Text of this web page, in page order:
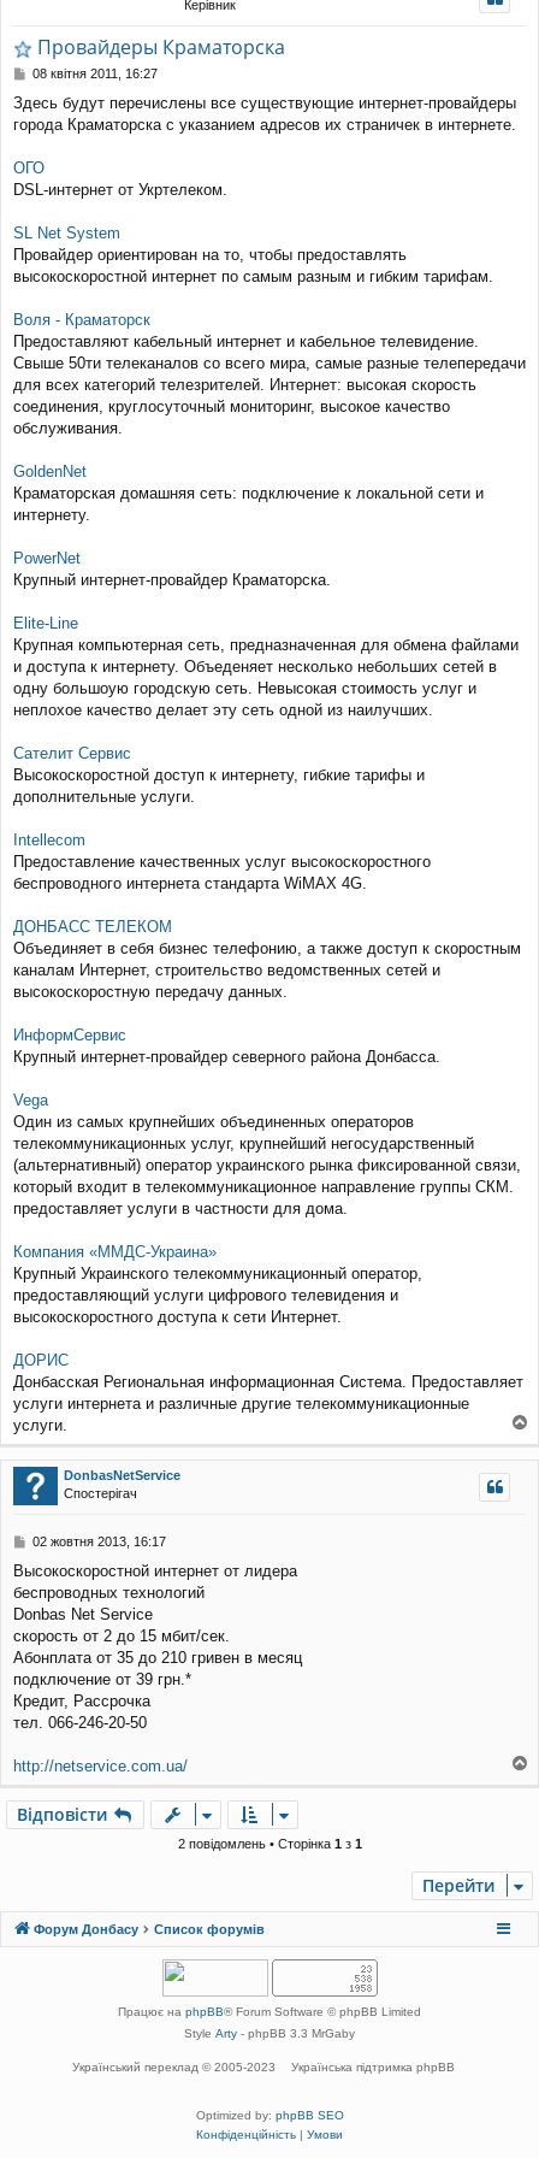
Керівник
Провайдеры Краматорска
П
в
і
о
м
л
н
н
я
08 квітня 2011, 16:27
Здесь будут перечислены все существующие интернет-провайдеры
города Краматорска с указанием адресов их страничек в интернете.
ОГО
DSL-интернет от Укртелеком.
SL Net System
Провайдер ориентирован на то, чтобы предоставлять
высокоскоростной интернет по самым разным и гибким тарифам.
Воля - Краматорск
Предоставляют кабельный интернет и кабельное телевидение.
Свыше 50ти телеканалов со всего мира, самые разные телепередачи
для всех категорий телезрителей. Интернет: высокая скорость
соединения, круглосуточный мониторинг, высокое качество
обслуживания.
GoldenNet
Краматорская домашняя сеть: подключение к локальной сети и
интернету.
PowerNet
Крупный интернет-провайдер Краматорска.
Elite-Line
Крупная компьютерная сеть, предназначенная для обмена файлами
и доступа к интернету. Объеденяет несколько небольших сетей в
одну большоую городскую сеть. Невысокая стоимость услуг и
неплохое качество делает эту сеть одной из наилучших.
Сателит Сервис
Высокоскоростной доступ к интернету, гибкие тарифы и
дополнительные услуги.
Intellecom
Предоставление качественных услуг высокоскоростного
беспроводного интернета стандарта WiMAX 4G.
ДОНБАСС ТЕЛЕКОМ
Объединяет в себя бизнес телефонию, а также доступ к скоростным
каналам Интернет, строительство ведомственных сетей и
высокоскоростную передачу данных.
ИнформСервис
Крупный интернет-провайдер северного района Донбасса.
Vega
Один из самых крупнейших объединенных операторов
телекоммуникационных услуг, крупнейший негосударственный
(альтернативный) оператор украинского рынка фиксированной связи,
который входит в телекоммуникационное направление группы СКМ.
предоставляет услуги в частности для дома.
Компания «ММДС-Украина»
Крупный Украинского телекоммуникационный оператор,
предоставляющий услуги цифрового телевидения и
высокоскоростного доступа к сети Интернет.
ДОРИС
Донбасская Региональная информационная Система. Предоставляет
услуги интернета и различные другие телекоммуникационные
услуги.
о
г
DonbasNetService
Спостерігач
П
в
і
д
о
л
е
н
н
02 жовтня 2013, 16:17
Высокоскоростной интернет от лидера
беспроводных технологий
Donbas Net Service
скорость от 2 до 15 мбит/сек.
Абонплата от 35 до 210 гривен в месяц
подключение от 39 грн.*
Кредит, Рассрочка
тел. 066-246-20-50
http://netservice.com.ua/
Відповісти
2 повідомлень • Сторінка 1з 1
Перейти
Форум Донбасу Список форумів
Працює на phpBB® Forum Software © phpBB Limited
Style Arty - phpBB 3.3 MrGaby
Український переклад © 2005-2023 Українська підтримка phpBB
Optimized by: phpBB SEO
Конфіденційність
Умови